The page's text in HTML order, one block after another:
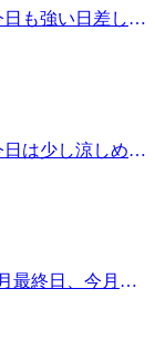
により調整とな
くため、会計ま
おります。
21:00 / 土日祝
5-42-3 ソレイユ
ら
りさせていきま
す。急遽、他の
調整もできる場
コース内容やご
の確認、会員情
施術時間+20分
前店〈営業時
半～20時〈住
ラザ2F〈電話〉
人気メニューで
他のお客様の
る場合もありま
ラクグループご
報登録のお時間
&gt;＜平日＞12
F＜電話＞03-
も強い日差しと
ボディケア・
です！お時間が
ットケアもおす
れのリフレッシ
ご予約が取りや
わない…」とい
くださいね！こ
様のご予約変更
える可能性がご
リラクグループ
日は少し涼しめ
ゆっくり選ぶの
トケア40分」で
らはぎまでほぐ
また本日は空き
オプションを選
最終日、今月の
や腰まわりが重